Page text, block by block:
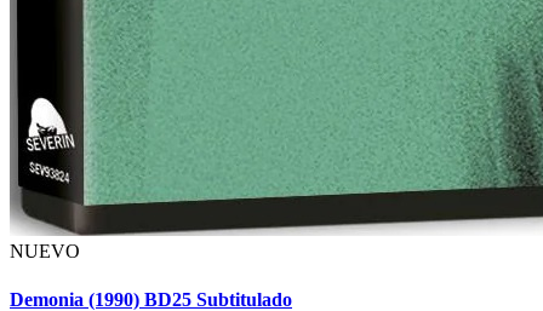
NUEVO
Demonia (1990) BD25 Subtitulado